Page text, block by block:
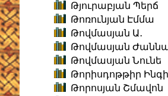
Թյուրաբյան Պերճ
Թոռունյան Էմմա
Թովմասյան Ա․
Թովմասյան
Թովմասյան Նունե
Թորիսդոթթիր
Թորոսյան Շմավոն